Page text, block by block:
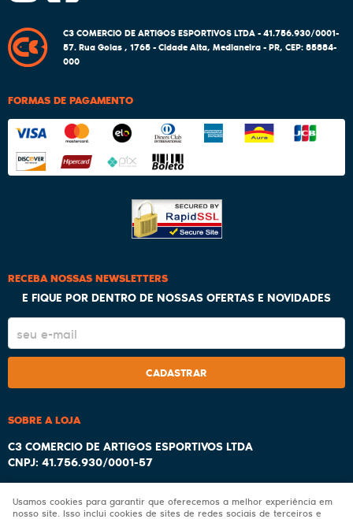
C3 COMERCIO DE ARTIGOS ESPORTIVOS LTDA - 41.756.930/0001-
57.Rua Goias , 1765-Cidade Alta, Medianeira-PR, CEP: 85884-
000
FORMAS DE PAGAMENTO
RECEBA NOSSAS NEWSLETTERS
E FIQUE POR DENTRO DE NOSSAS OFERTAS E NOVIDADES
CADASTRAR
SOBRE A LOJA
C3 COMERCIO DE ARTIGOS ESPORTIVOS LTDA
CNPJ: 41.756.930/0001-57
Usamos cookies para garantir que oferecemos a melhor experiência em
nosso site. Isso inclui cookies de sites de redes sociais de terceiros e